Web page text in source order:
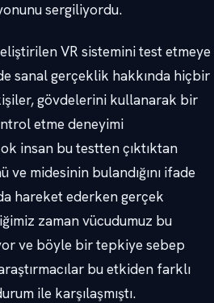
sergiliyordu.
VR sistemini test etmeye
sanal gerçeklik hakkında hiçbir
gövdelerini kullanarak bir
etme deneyimi
insan bu testten çıktıktan
ve midesinin bulandığını ifade
hareket ederken gerçek
zaman vücudumuz bu
ve böyle bir tepkiye sebep
bu etkiden farklı
ile karşılaşmıştı.